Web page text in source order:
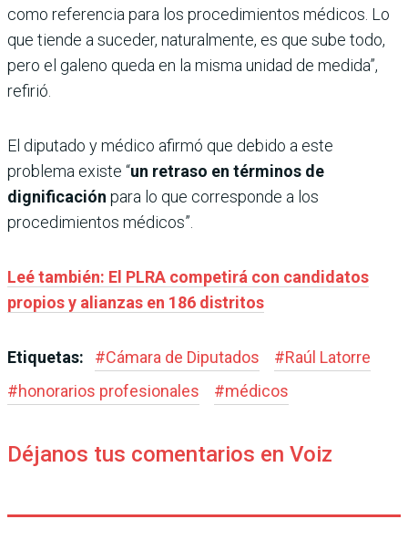
como referencia para los procedimientos médicos. Lo
que tiende a suceder, naturalmente, es que sube todo,
pero el galeno queda en la misma unidad de medida”,
refirió.
El diputado y médico afirmó que debido a este
problema existe “un retraso en términos de
dignificación para lo que corresponde a los
procedimientos médicos”.
Leé también: El PLRA competirá con candidatos
propios y alianzas en 186 distritos
Etiquetas: #Cámara de Diputados #Raúl Latorre
#honorarios profesionales #médicos
Déjanos tus comentarios en Voiz